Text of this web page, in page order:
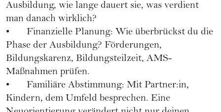
Ausbildung, wie lange dauert sie, was verdient
man danach wirklich?
• Finanzielle Planung: Wie überbrückst du die
Phase der Ausbildung? Förderungen,
Bildungskarenz, Bildungsteilzeit, AMS-
Maßnahmen prüfen.
• Familiäre Abstimmung: Mit Partner:in,
Kindern, dem Umfeld besprechen. Eine